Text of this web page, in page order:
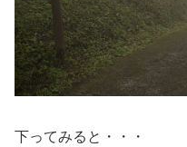
下ってみると・・・